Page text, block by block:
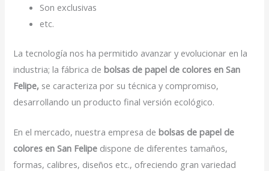
Son exclusivas
etc.
La tecnología nos ha permitido avanzar y evolucionar en la
industria; la fábrica debolsas de papel de colores en San
Felipe, se caracteriza por su técnica y compromiso,
desarrollando un producto final versión ecológico.
En el mercado, nuestra empresa debolsas de papel de
colores en San Felipe dispone de diferentes tamaños,
formas, calibres, diseños etc., ofreciendo gran variedad